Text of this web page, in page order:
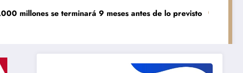
se terminará 9 meses antes de lo previsto «El mundo